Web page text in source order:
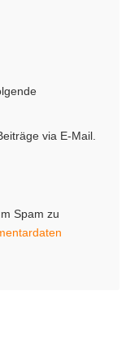
via E-Mail.
Spam zu